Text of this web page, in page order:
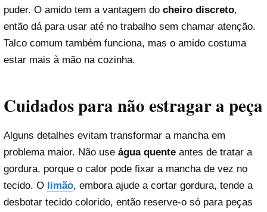
puder. O amido tem a vantagem do cheiro discreto,
então dá para usar até no trabalho sem chamar atenção.
Talco comum também funciona, mas o amido costuma
estar mais à mão na cozinha.
Cuidados para não estragar a peça
Alguns detalhes evitam transformar a mancha em
problema maior. Não use água quente antes de tratar a
gordura, porque o calor pode fixar a mancha de vez no
tecido. O limão, embora ajude a cortar gordura, tende a
desbotar tecido colorido, então reserve-o só para peças